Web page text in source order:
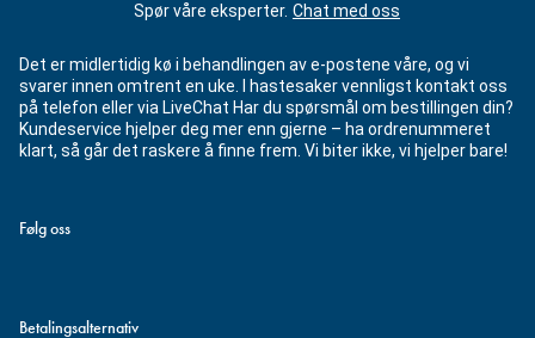
Spør våre eksperter. Chat med oss
Det er midlertidig kø i behandlingen av e-postene våre, og vi
svarer innen omtrent en uke. I hastesaker vennligst kontakt oss
på telefon eller via LiveChat Har du spørsmål om bestillingen din?
Kundeservice hjelper deg mer enn gjerne – ha ordrenummeret
klart, så går det raskere å finne frem. Vi biter ikke, vi hjelper bare!
Følg oss
Betalingsalternativ